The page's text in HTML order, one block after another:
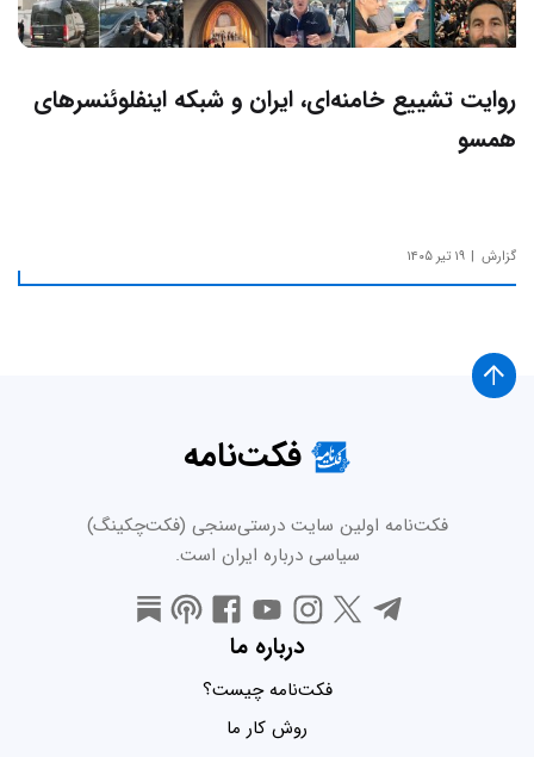
روایت تشییع خامنه‌ای، ایران و شبکه اینفلوئنسرهای
همسو
گزارش ۱۹ تیر ۱۴۰۵
فکت‌نامه
فکت‌نامه اولین سایت درستی‌سنجی (فکت‌چکینگ)
سیاسی درباره ایران است.
درباره ما
فکت‌نامه چیست؟
روش کار ما